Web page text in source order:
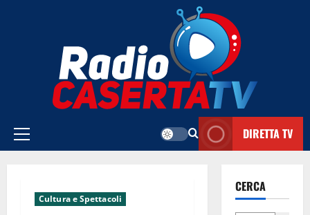
Menu
DIRETTA TV
Cultura e Spettacoli
CERCA